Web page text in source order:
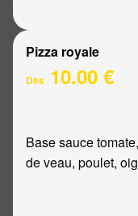
Pizza royale
Dès 10.00 €
Base sauce
de veau, poulet,